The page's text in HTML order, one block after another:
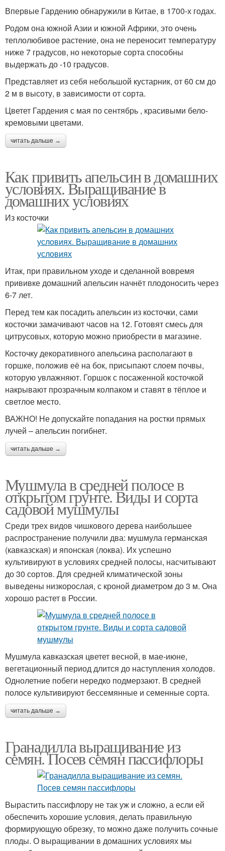
Впервые Гардению обнаружили в Китае, в 1700-х годах.
Родом она южной Азии и южной Африки, это очень
теплолюбивое растение, она не переносит температуру
ниже 7 градусов, но некоторые сорта способны
выдержать до -10 градусов.
Представляет из себя небольшой кустарник, от 60 см до
2 м в высоту, в зависимости от сорта.
Цветет Гардения с мая по сентябрь , красивыми бело-
кремовыми цветами.
читать дальше →
Как привить апельсин в домашних
условиях. Выращивание в
домашних условиях
Из косточки
Итак, при правильном уходе и сделанной вовремя
прививке домашний апельсин начнёт плодоносить через
6-7 лет.
Перед тем как посадить апельсин из косточки, сами
косточки замачивают часов на 12. Готовят смесь для
цитрусовых, которую можно приобрести в магазине.
Косточку декоративного апельсина располагают в
горшке, положив её на бок, присыпают слоем почвы,
которую увлажняют. Горшок с посаженной косточкой
накрывают прозрачным колпаком и ставят в тёплое и
светлое место.
ВАЖНО! Не допускайте попадания на ростки прямых
лучей – апельсин погибнет.
читать дальше →
Мушмула в средней полосе в
открытом грунте. Виды и сорта
садовой мушмулы
Среди трех видов чишкового дерева наибольшее
распространение получили два: мушмула германская
(кавказская) и японская (локва). Их успешно
культивируют в условиях средней полосы, насчитывают
до 30 сортов. Для средней климатической зоны
выведены низкорослая, с кроной диаметром до 3 м. Она
хорошо растет в России.
Мушмула кавказская цветет весной, в мае-июне,
вегетационный период длится до наступления холодов.
Однолетние побеги нередко подмерзают. В средней
полосе культивируют бессемянные и семенные сорта.
читать дальше →
Гранадилла выращивание из
семян. Посев семян пассифлоры
Вырастить пассифлору не так уж и сложно, а если ей
обеспечить хорошие условия, делать правильную
формирующую обрезку, то можно даже получить сочные
плоды. О выращивании в домашних условиях мы